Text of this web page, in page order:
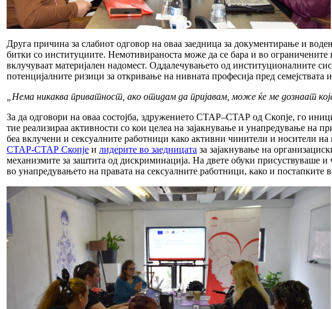
Друга причина за слабиот одговор на оваа заедница за документирање и
битки со институциите. Немотивираноста може да се бара и во
вклучуваат материјален надомест. Оддалечувањето од институционалните
потенцијалните ризици за откривање на нивната професија пред семејствата
„Нема никаква приватност, ако отидам да пријавам, може ќе ме дознаат
За да одговори на оваа состојба, здружението СТАР–СТАР од Скопје, го
тие реализираа активности со кои целеа на зајакнување и унапредување на
беа вклучени и сексуалните работници како активни чинители и носители
СТАР-СТАР Скопје и лидерите во заедницата за зајакнување на
механизмите за заштита од дискриминација. На двете обуки присуствуваше и
во унапредувањето на правата на сексуалните работници, како и постапките